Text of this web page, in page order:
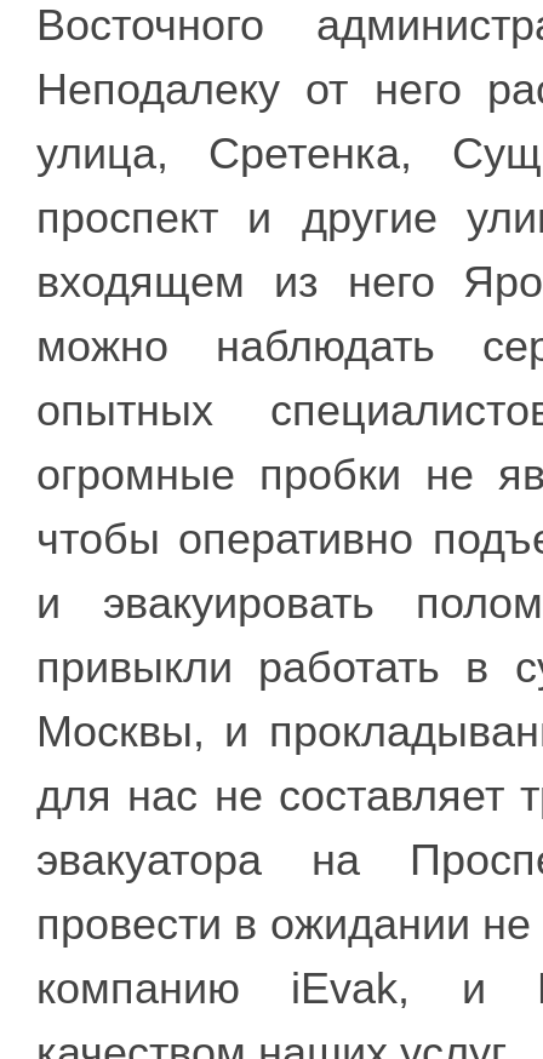
Восточного
Неподалеку от него
улица, Сретенка,
проспект и другие
входящем из него
можно наблюдать
опытных
огромные пробки не
чтобы оперативно
и эвакуировать
привыкли работать в
Москвы, и
для нас не составляет
эвакуатора на
провести в ожидании
компанию iEvak, и